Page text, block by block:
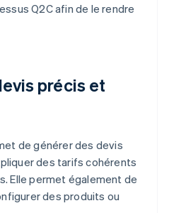
Q2C afin de le rendre
précis et
de générer des devis
des tarifs cohérents
Elle permet également de
des produits ou